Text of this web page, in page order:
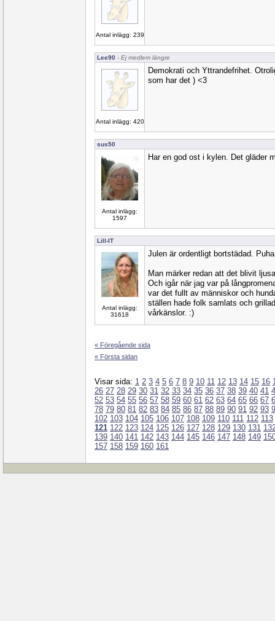
Antal inlägg: 239
Lee90 - Ej medlem längre
Antal inlägg: 420
Demokrati och Yttrandefrihet.
som har det ) <3
sus50
Antal inlägg:
1597
Har en god ost i kylen. Det gläder
Lill-IT
Antal inlägg:
31618
Julen är ordentligt bortstädad.
Man märker redan att det blivit
Och igår när jag var på
var det fullt av människor och
ställen hade folk samlats och
vårkänslor. :)
« Föregående sida
« Första sidan
Visar sida: 1 2 3 4 5 6 7 8 9 10 11 12 13 14 15 16
26 27 28 29 30 31 32 33 34 35 36 37 38 39 40 41
52 53 54 55 56 57 58 59 60 61 62 63 64 65 66 67
78 79 80 81 82 83 84 85 86 87 88 89 90 91 92 93
102 103 104 105 106 107 108 109 110 111 112 113
121 122 123 124 125 126 127 128 129 130 131
139 140 141 142 143 144 145 146 147 148 149
157 158 159 160 161